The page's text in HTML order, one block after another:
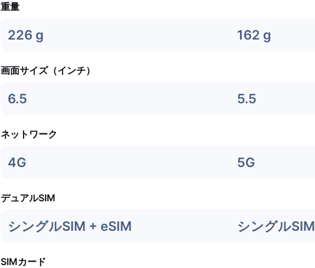
重量
226 g 162 g
画面サイズ（インチ）
6.5 5.5
ネットワーク
4G 5G
デュアルSIM
シングルSIM + eSIM シングルSIM
SIMカード